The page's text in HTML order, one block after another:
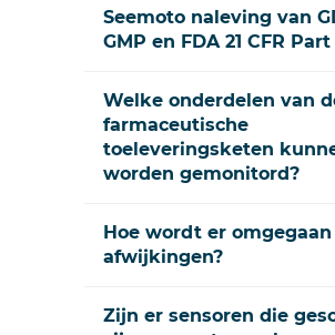
Seemoto naleving van
GMP en FDA 21 CFR Part
Welke onderdelen van
farmaceutische
toeleveringsketen
worden gemonitord?
Hoe wordt er
afwijkingen?
Zijn er sensoren die